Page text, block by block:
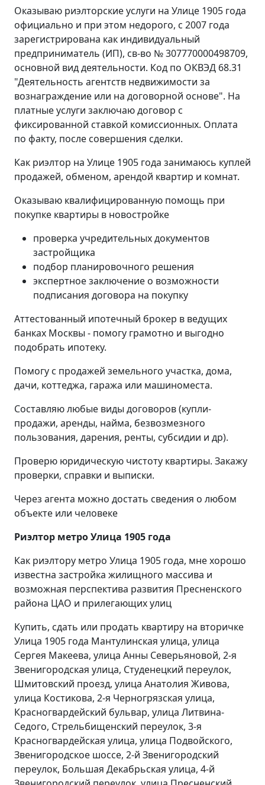
Оказываю риэлторские услуги на Улице 1905 года
официально и при этом недорого, с 2007 года
зарегистрирована как индивидуальный
предприниматель (ИП), св-во № 307770000498709,
основной вид деятельности. Код по ОКВЭД 68.31
"Деятельность агентств недвижимости за
вознаграждение или на договорной основе". На
платные услуги заключаю договор с
фиксированной ставкой комиссионных. Оплата
по факту, после совершения сделки.
Как риэлтор на Улице 1905 года занимаюсь куплей
продажей, обменом, арендой квартир и комнат.
Оказываю квалифицированную помощь при
покупке квартиры в новостройке
проверка учредительных документов
застройщика
подбор планировочного решения
экспертное заключение о возможности
подписания договора на покупку
Аттестованный ипотечный брокер в ведущих
банках Москвы - помогу грамотно и выгодно
подобрать ипотеку.
Помогу с продажей земельного участка, дома,
дачи, коттеджа, гаража или машиноместа.
Составляю любые виды договоров (купли-
продажи, аренды, найма, безвозмезного
пользования, дарения, ренты, субсидии и др).
Проверю юридическую чистоту квартиры. Закажу
проверки, справки и выписки.
Через агента можно достать сведения о любом
объекте или человеке
Риэлтор метро Улица 1905 года
Как риэлтору метро Улица 1905 года, мне хорошо
известна застройка жилищного массива и
возможная перспектива развития Пресненского
района ЦАО и прилегающих улиц
Купить, сдать или продать квартиру на вторичке
Улица 1905 года Мантулинская улица, улица
Сергея Макеева, улица Анны Северьяновой, 2-я
Звенигородская улица, Студенецкий переулок,
Шмитовский проезд, улица Анатолия Живова,
улица Костикова, 2-я Черногрязская улица,
Красногвардейский бульвар, улица Литвина-
Седого, Стрельбищенский переулок, 3-я
Красногвардейская улица, улица Подвойского,
Звенигородское шоссе, 2-й Звенигородский
переулок, Большая Декабрьская улица, 4-й